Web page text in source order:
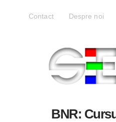
Contact Despre noi
BNR: